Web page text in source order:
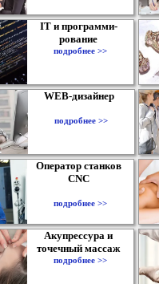
IT и программи-
рование
подробнее >>
WEB-дизайнер
подробнее >>
Оператор станков
CNC
подробнее >>
Акупрессура и
точечный массаж
подробнее >>